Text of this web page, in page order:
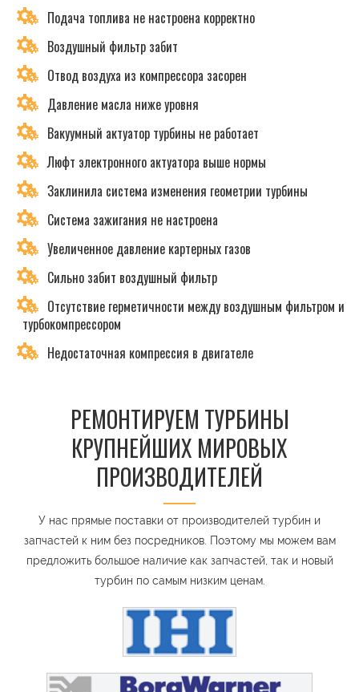
Подача топлива не настроена корректно
Воздушный фильтр забит
Отвод воздуха из компрессора засорен
Давление масла ниже уровня
Вакуумный актуатор турбины не работает
Люфт электронного актуатора выше нормы
Заклинила система изменения геометрии турбины
Система зажигания не настроена
Увеличенное давление картерных газов
Сильно забит воздушный фильтр
Отсутствие герметичности между воздушным фильтром и
турбокомпрессором
Недостаточная компрессия в двигателе
РЕМОНТИРУЕМ ТУРБИНЫ
КРУПНЕЙШИХ МИРОВЫХ
ПРОИЗВОДИТЕЛЕЙ
У нас прямые поставки от производителей турбин и
запчастей к ним без посредников. Поэтому мы можем вам
предложить большое наличие как запчастей, так и новый
турбин по самым низким ценам.